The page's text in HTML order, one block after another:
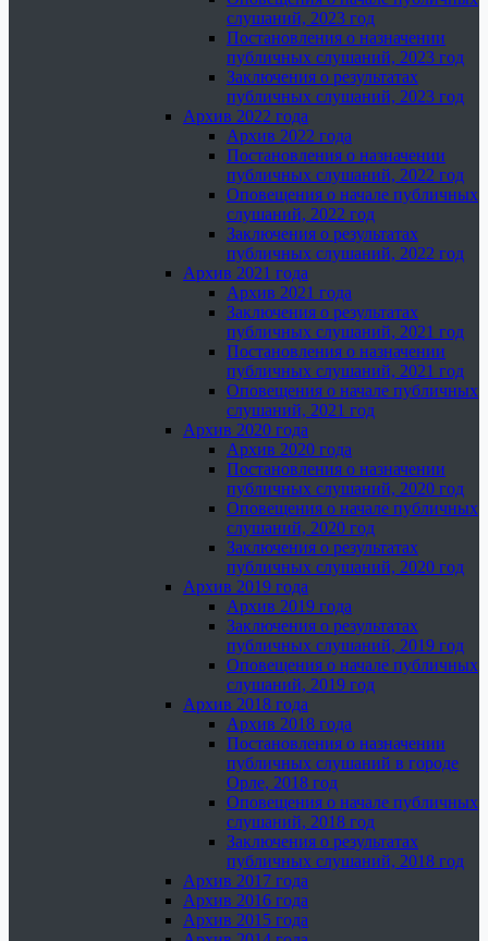
слушаний, 2023 год
Постановления о назначении
публичных слушаний, 2023 год
Заключения о результатах
публичных слушаний, 2023 год
Архив 2022 года
Архив 2022 года
Постановления о назначении
публичных слушаний, 2022 год
Оповещения о начале публичных
слушаний, 2022 год
Заключения о результатах
публичных слушаний, 2022 год
Архив 2021 года
Архив 2021 года
Заключения о результатах
публичных слушаний, 2021 год
Постановления о назначении
публичных слушаний, 2021 год
Оповещения о начале публичных
слушаний, 2021 год
Архив 2020 года
Архив 2020 года
Постановления о назначении
публичных слушаний, 2020 год
Оповещения о начале публичных
слушаний, 2020 год
Заключения о результатах
публичных слушаний, 2020 год
Архив 2019 года
Архив 2019 года
Заключения о результатах
публичных слушаний, 2019 год
Оповещения о начале публичных
слушаний, 2019 год
Архив 2018 года
Архив 2018 года
Постановления о назначении
публичных слушаний в городе
Орле, 2018 год
Оповещения о начале публичных
слушаний, 2018 год
Заключения о результатах
публичных слушаний, 2018 год
Архив 2017 года
Архив 2016 года
Архив 2015 года